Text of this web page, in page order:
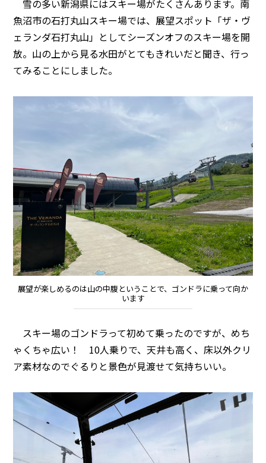
雪の多い新潟県にはスキー場がたくさんあります。南
魚沼市の石打丸山スキー場では、展望スポット「ザ・ヴ
ェランダ石打丸山」としてシーズンオフのスキー場を開
放。山の上から見る水田がとてもきれいだと聞き、行っ
てみることにしました。
展望が楽しめるのは山の中腹ということで、ゴンドラに乗って向か
います
スキー場のゴンドラって初めて乗ったのですが、めち
ゃくちゃ広い！ 10人乗りで、天井も高く、床以外クリ
ア素材なのでぐるりと景色が見渡せて気持ちいい。